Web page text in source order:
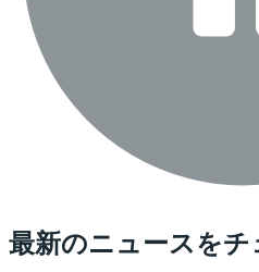
最新のニュースをチ